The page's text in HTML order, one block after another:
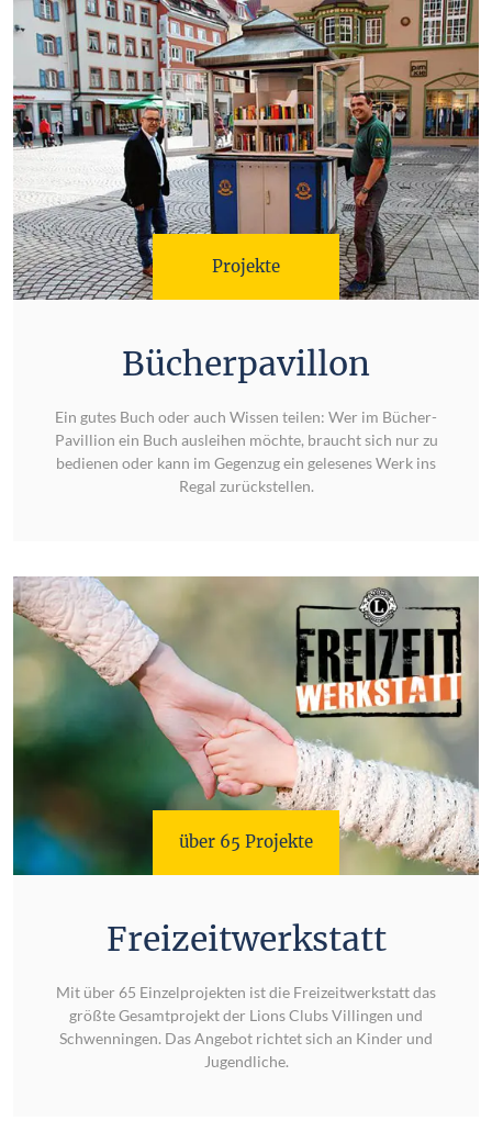
Projekte
Bücherpavillon
Ein gutes Buch oder auch Wissen teilen: Wer im Bücher-
Pavillion ein Buch ausleihen möchte, braucht sich nur zu
bedienen oder kann im Gegenzug ein gelesenes Werk ins
Regal zurückstellen.
über 65 Projekte
Freizeitwerkstatt
Mit über 65 Einzelprojekten ist die Freizeitwerkstatt das
größte Gesamtprojekt der Lions Clubs Villingen und
Schwenningen. Das Angebot richtet sich an Kinder und
Jugendliche.